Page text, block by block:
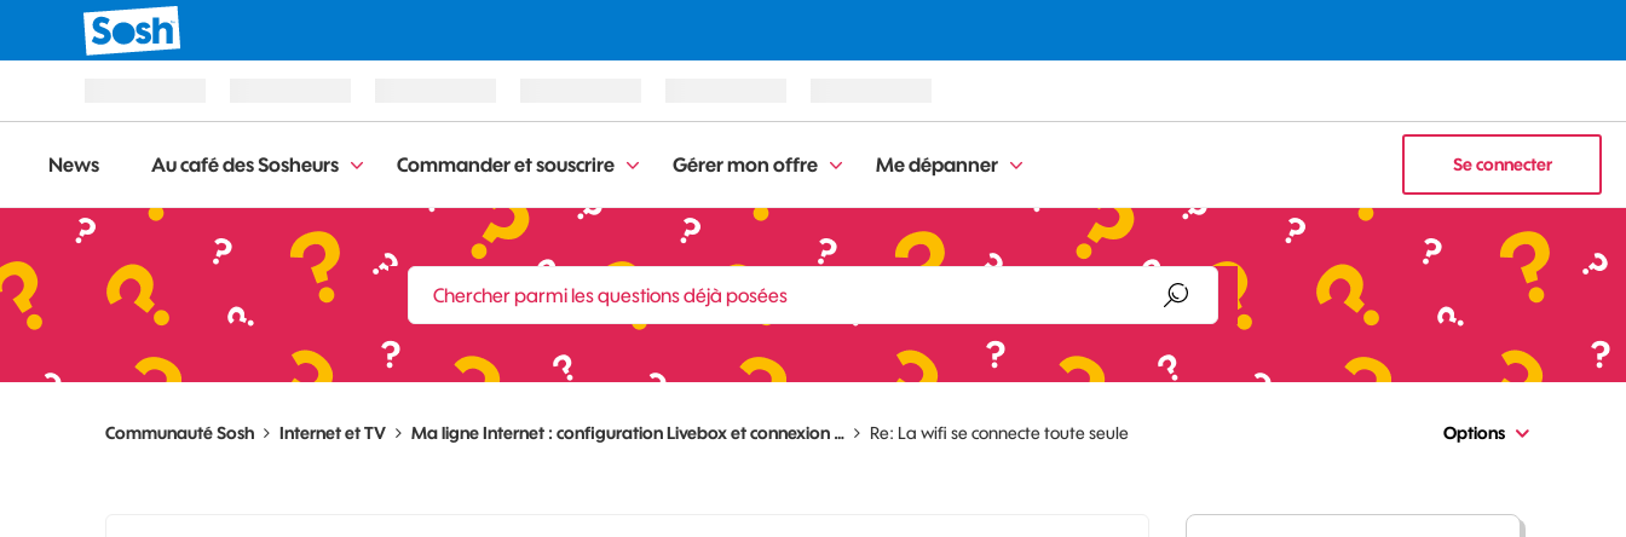
News Au café des Sosheurs Commander et souscrire Gérer mon offre Me dépanner Se connecter
Communauté Sosh Internet et TV Ma ligne Internet : configuration Livebox et connexion … Re: La wifi se connecte toute seule Options